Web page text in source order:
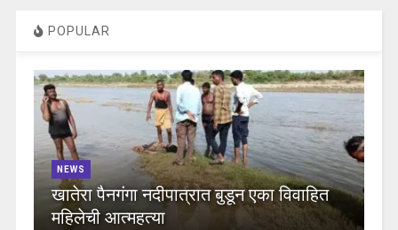
POPULAR
NEWS
खातेरा पैनगंगा नदीपात्रात बुडून एका विवाहित
महिलेची आत्महत्या